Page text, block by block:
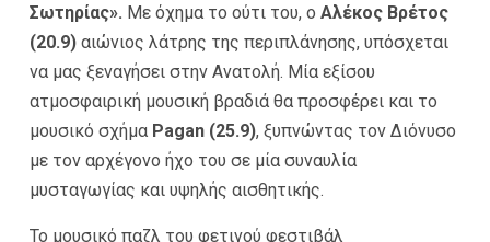
Σωτηρίας». Με όχημα το ούτι του, ο Αλέκος Βρέτος
(20.9) αιώνιος λάτρης της περιπλάνησης, υπόσχεται
να μας ξεναγήσει στην Ανατολή. Μία εξίσου
ατμοσφαιρική μουσική βραδιά θα προσφέρει και το
μουσικό σχήμα Pagan (25.9), ξυπνώντας τον Διόνυσο
με τον αρχέγονο ήχο του σε μία συναυλία
μυσταγωγίας και υψηλής αισθητικής.
Το μουσικό παζλ του φετινού φεστιβάλ